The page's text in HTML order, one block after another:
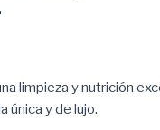
limpieza y nutrición
única y de lujo.